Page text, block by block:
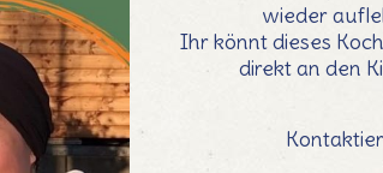
wieder
Ihr könnt dieses
direkt an den